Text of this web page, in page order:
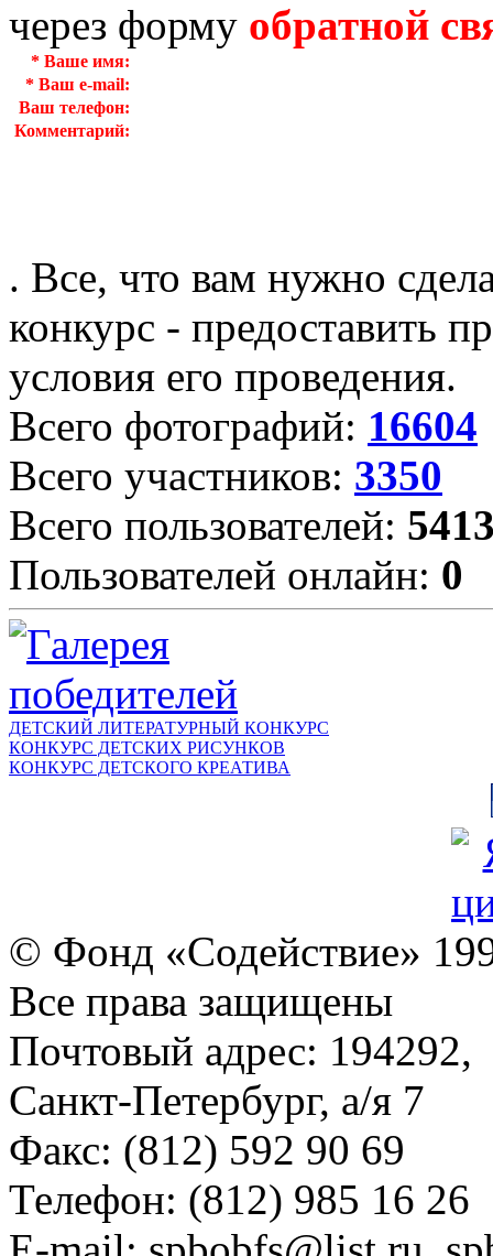
через форму обратной
* Ваше имя:
* Ваш e-mail:
Ваш телефон:
Комментарий:
. Все, что вам нужно
конкурс - предоставить
условия его проведения.
Всего фотографий: 16604
Всего участников: 3350
Всего пользователей:
Пользователей онлайн: 0
ДЕТСКИЙ ЛИТЕРАТУРНЫЙ КОНКУРС
КОНКУРС ДЕТСКИХ РИСУНКОВ
КОНКУРС ДЕТСКОГО КРЕАТИВА
© Фонд «Содействие»
Все права защищены
Почтовый адрес: 194292,
Санкт-Петербург, а/я 7
Факс: (812) 592 90 69
Телефон: (812) 985 16 26